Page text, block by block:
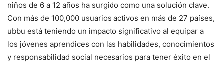
niños de 6 a 12 años ha surgido como una solución clave.
Con más de 100,000 usuarios activos en más de 27 países,
ubbu está teniendo un impacto significativo al equipar a
los jóvenes aprendices con las habilidades, conocimientos
y responsabilidad social necesarios para tener éxito en el